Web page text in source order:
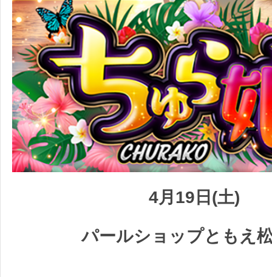
4月19日(土)
パールショップともえ